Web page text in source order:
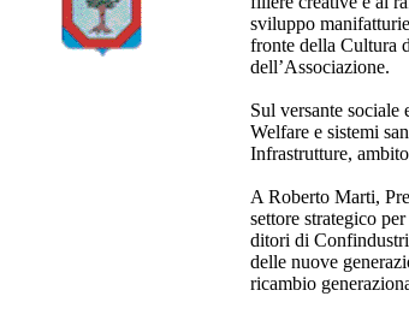
sviluppo
fronte della Cultura
dell’Associazione.
Sul versante
Welfare e sistemi
Infrastrutture,
A Roberto Marti,
settore strategico
ditori di
delle nuove
ricambio